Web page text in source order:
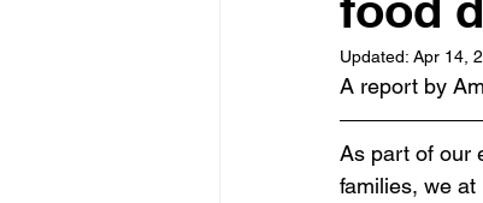
Updated: Apr 14,
A report by
As part of our
families, we